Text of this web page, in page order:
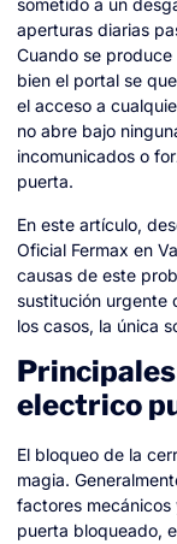
sometido a un
aperturas diarias
Cuando se produce
bien el portal se
el acceso a
no abre bajo
incomunicados o
puerta.
En este artículo,
Oficial Fermax en
causas de este
sustitución urgente
los casos, la única
electrico
El bloqueo de la
magia.
factores mecánicos
puerta bloqueado,